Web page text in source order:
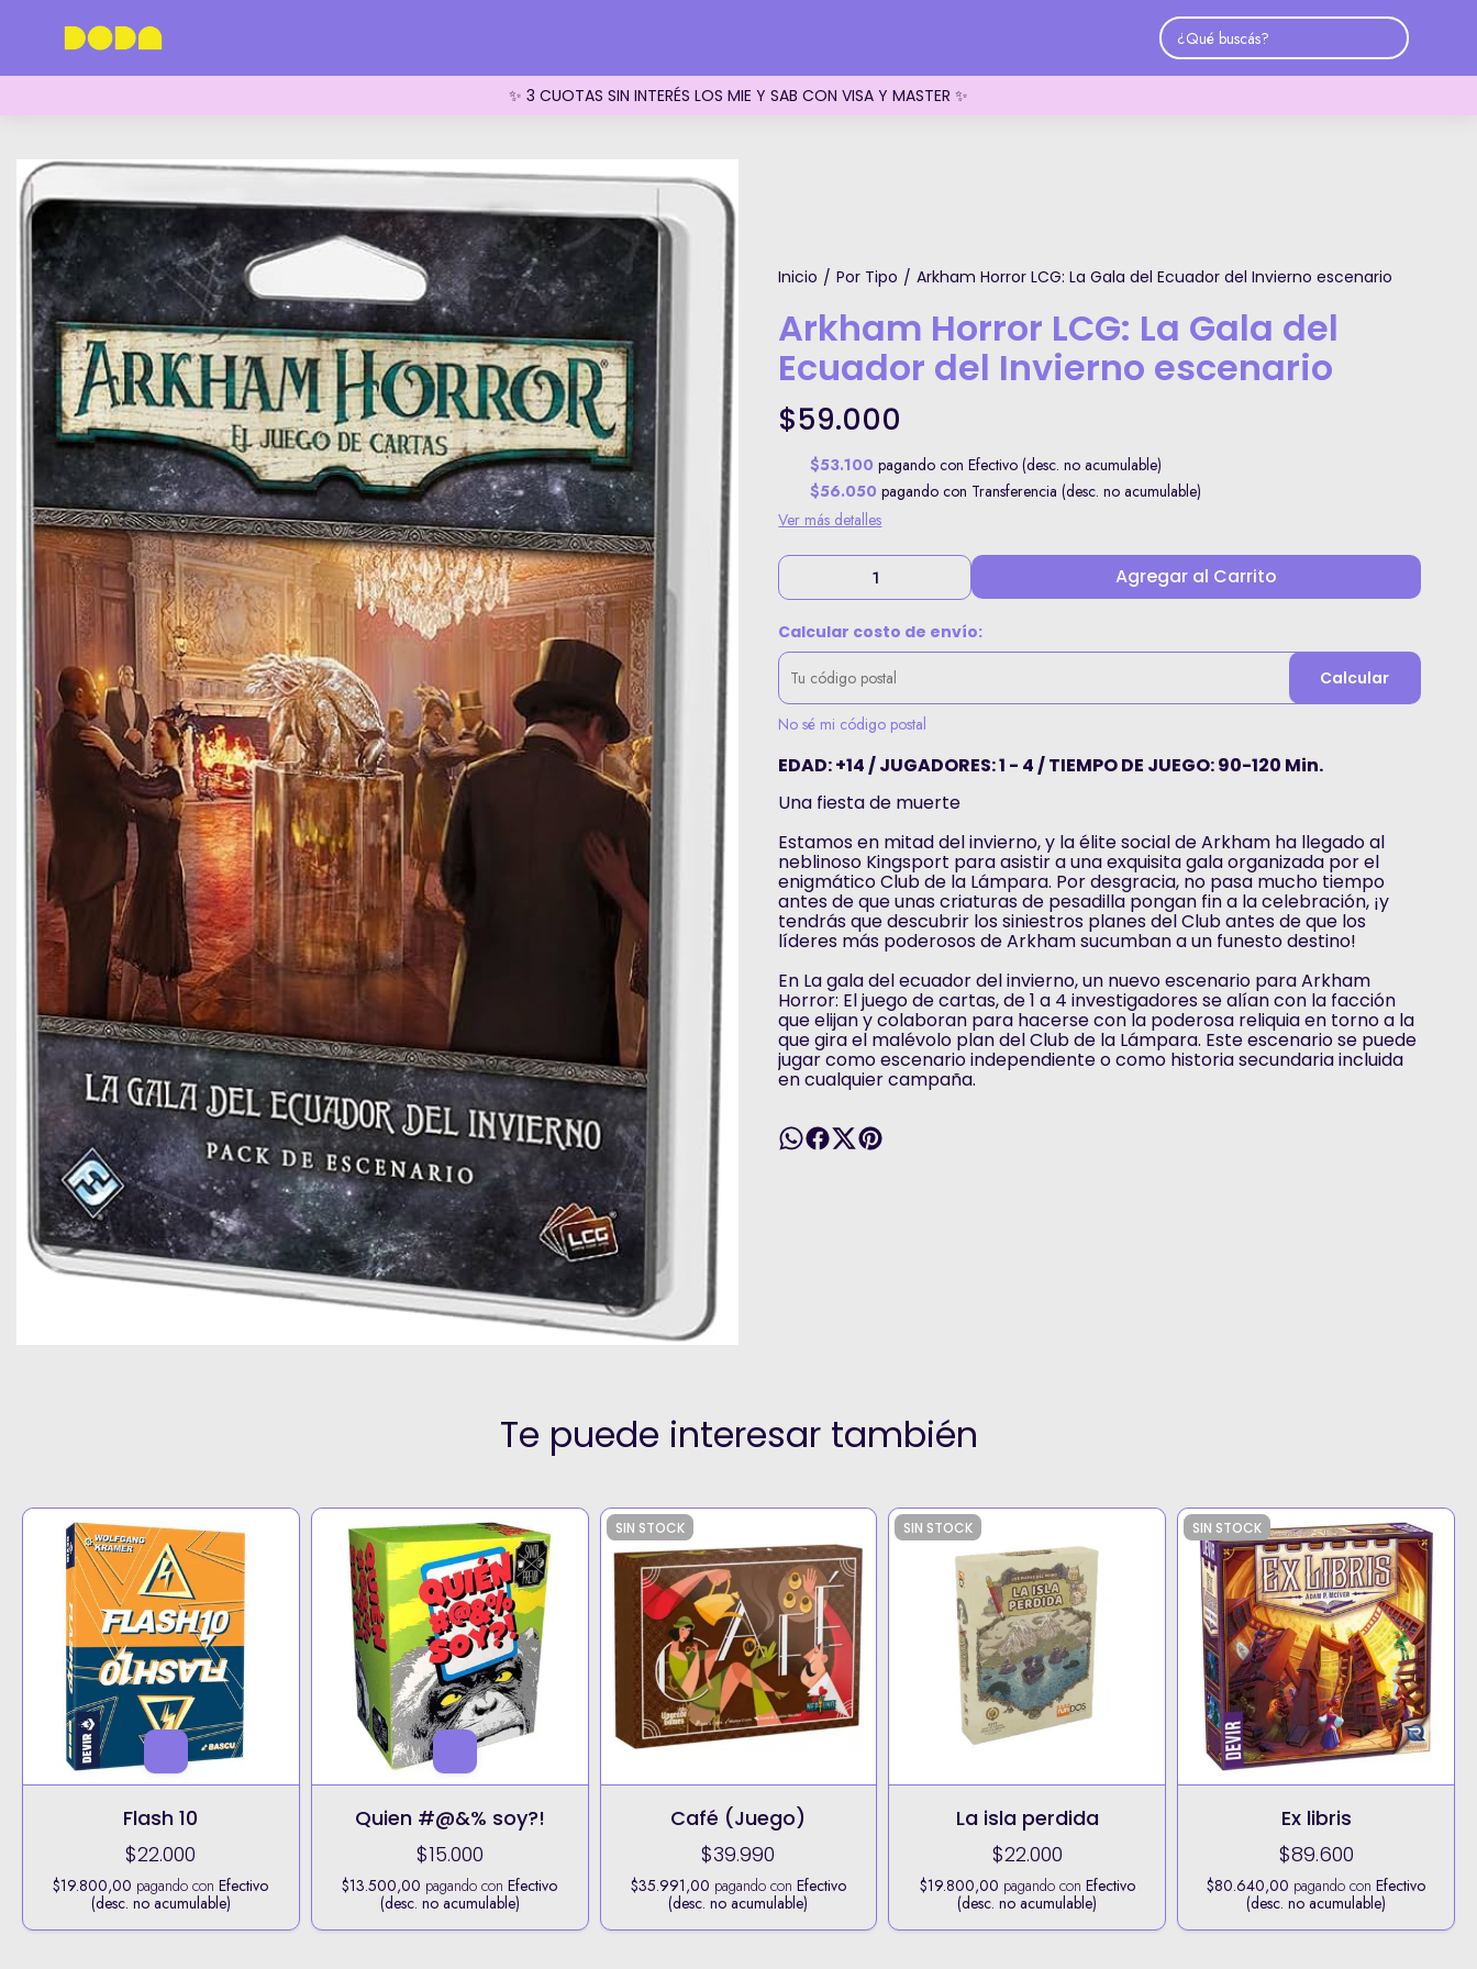
✨ 3 CUOTAS SIN INTERÉS LOS MIE Y SAB CON VISA Y MASTER ✨
Inicio / Por Tipo / Arkham Horror LCG: La Gala del Ecuador del Invierno escenario
Arkham Horror LCG: La Gala del
Ecuador del Invierno escenario
$59.000
$53.100 pagando con Efectivo (desc. no acumulable)
$56.050 pagando con Transferencia (desc. no acumulable)
Ver más detalles
Agregar al Carrito
Calcular costo de envío:
Calcular
No sé mi código postal
EDAD: +14 / JUGADORES: 1 - 4 / TIEMPO DE JUEGO: 90-120 Min.
Una fiesta de muerte
Estamos en mitad del invierno, y la élite social de Arkham ha llegado al
neblinoso Kingsport para asistir a una exquisita gala organizada por el
enigmático Club de la Lámpara. Por desgracia, no pasa mucho tiempo
antes de que unas criaturas de pesadilla pongan fin a la celebración, ¡y
tendrás que descubrir los siniestros planes del Club antes de que los
líderes más poderosos de Arkham sucumban a un funesto destino!
En La gala del ecuador del invierno, un nuevo escenario para Arkham
Horror: El juego de cartas, de 1 a 4 investigadores se alían con la facción
que elijan y colaboran para hacerse con la poderosa reliquia en torno a la
que gira el malévolo plan del Club de la Lámpara. Este escenario se puede
jugar como escenario independiente o como historia secundaria incluida
en cualquier campaña.
Te puede interesar también
Flash 10
$22.000
$19.800,00 pagando conEfectivo
(desc. no acumulable)
Quien #@&% soy?!
$15.000
$13.500,00 pagando conEfectivo
(desc. no acumulable)
SIN STOCK
Café (Juego)
$39.990
$35.991,00 pagando con Efectivo
(desc. no acumulable)
SIN STOCK
La isla perdida
$22.000
$19.800,00 pagando con Efectivo
(desc. no acumulable)
SIN STOCK
Ex libris
$89.600
$80.640,00 pagando conEfectivo
(desc. no acumulable)